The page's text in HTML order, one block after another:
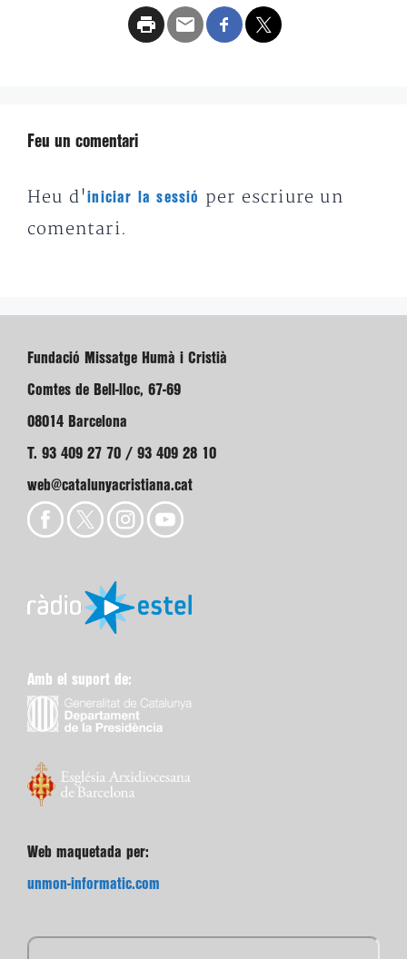
Feu un comentari
Heu d'iniciar la sessió
per escriure un
comentari.
Fundació Missatge Humà i Cristià
Comtes de Bell-lloc, 67-69
08014 Barcelona
T. 93 409 27 70 / 93 409 28 10
web@catalunyacristiana.cat
Amb el suport de:
Web maquetada per:
unmon-informatic.com